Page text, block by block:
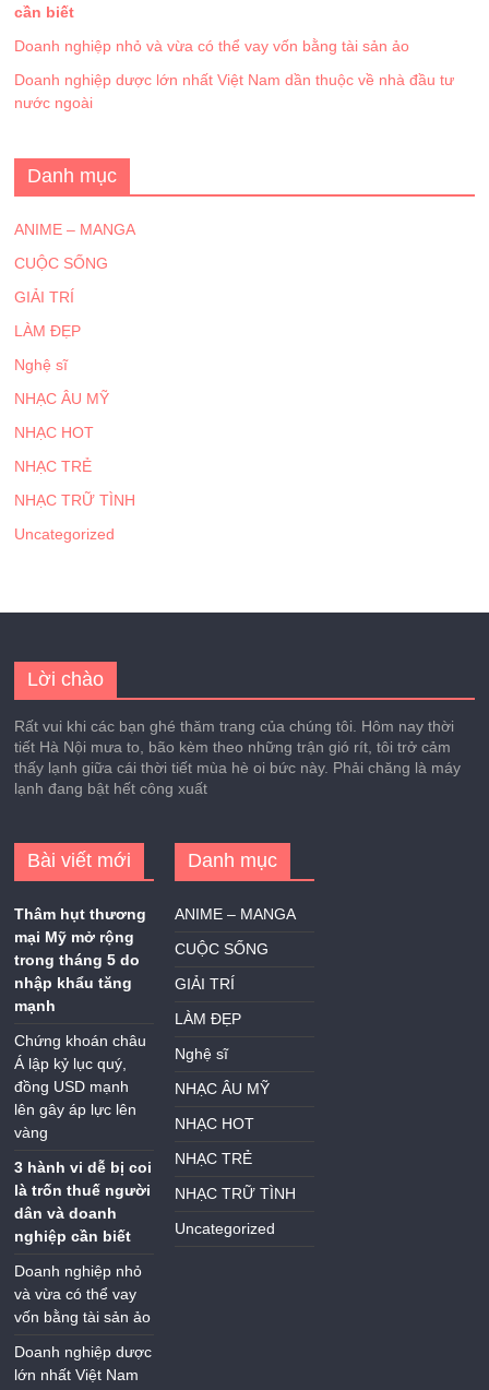
cần biết
Doanh nghiệp nhỏ và vừa có thể vay vốn bằng tài sản ảo
Doanh nghiệp dược lớn nhất Việt Nam dần thuộc về nhà đầu tư
nước ngoài
Danh mục
ANIME – MANGA
CUỘC SỐNG
GIẢI TRÍ
LÀM ĐẸP
Nghệ sĩ
NHẠC ÂU MỸ
NHẠC HOT
NHẠC TRẺ
NHẠC TRỮ TÌNH
Uncategorized
Lời chào
Rất vui khi các bạn ghé thăm trang của chúng tôi. Hôm nay thời
tiết Hà Nội mưa to, bão kèm theo những trận gió rít, tôi trở cảm
thấy lạnh giữa cái thời tiết mùa hè oi bức này. Phải chăng là máy
lạnh đang bật hết công xuất
Bài viết mới
Thâm hụt thương
mại Mỹ mở rộng
trong tháng 5 do
nhập khẩu tăng
mạnh
Chứng khoán châu
Á lập kỷ lục quý,
đồng USD mạnh
lên gây áp lực lên
vàng
3 hành vi dễ bị coi
là trốn thuế người
dân và doanh
nghiệp cần biết
Doanh nghiệp nhỏ
và vừa có thể vay
vốn bằng tài sản ảo
Doanh nghiệp dược
lớn nhất Việt Nam
Danh mục
ANIME – MANGA
CUỘC SỐNG
GIẢI TRÍ
LÀM ĐẸP
Nghệ sĩ
NHẠC ÂU MỸ
NHẠC HOT
NHẠC TRẺ
NHẠC TRỮ TÌNH
Uncategorized